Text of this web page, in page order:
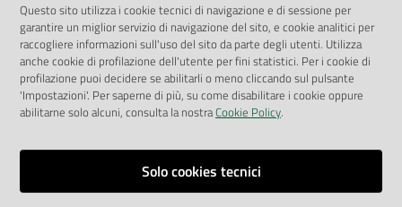
Privacy Policy
Attuazione Misure PNRR
Liste di Attesa
ENTI, IMPRESE E PARTNER
Fatturazione Elettronica
Richiesta Patrocinio
Questo sito utilizza i cookie tecnici di navigazione e di sessione per
garantire un miglior servizio di navigazione del sito, e cookie analitici per
raccogliere informazioni sull'uso del sito da parte degli utenti. Utilizza
anche cookie di profilazione dell'utente per fini statistici. Per i cookie di
profilazione puoi decidere se abilitarli o meno cliccando sul pulsante
'Impostazioni'. Per saperne di più, su come disabilitare i cookie oppure
abilitarne solo alcuni, consulta la nostraCookie Policy.
Solo cookies tecnici